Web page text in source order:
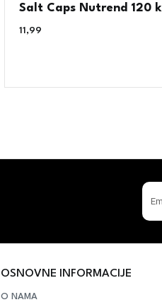
Salt Caps Nutrend 120
11,99
OSNOVNE INFORMACIJE
O NAMA